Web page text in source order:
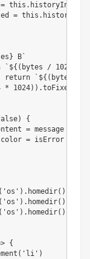
this.historyIndex
=
B`
`${(bytes /
`${(bytes /
*
{
= message
= isError ?
+ '/
+ '/
+ '/
{